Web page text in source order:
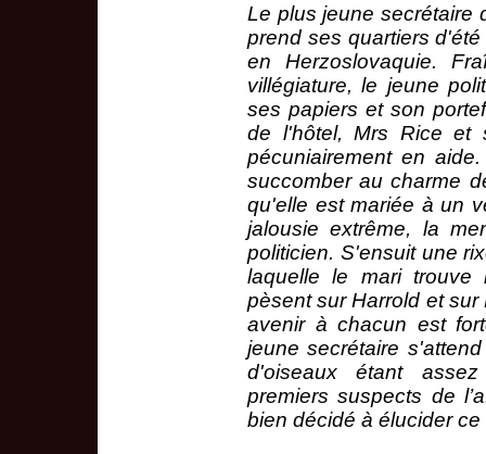
Le plus jeune secrétaire
prend ses quartiers
en Herzoslovaquie.
villégiature, le jeune
ses papiers et son
de l'hôtel, Mrs Rice et
pécuniairement en
succomber au charme
qu'elle est mariée à un
jalousie extrême, la
politicien. S'ensuit une
laquelle le mari trouve
pèsent sur Harrold et
avenir à chacun est
jeune secrétaire
d'oiseaux étant
premiers suspects de
bien décidé à élucider ce